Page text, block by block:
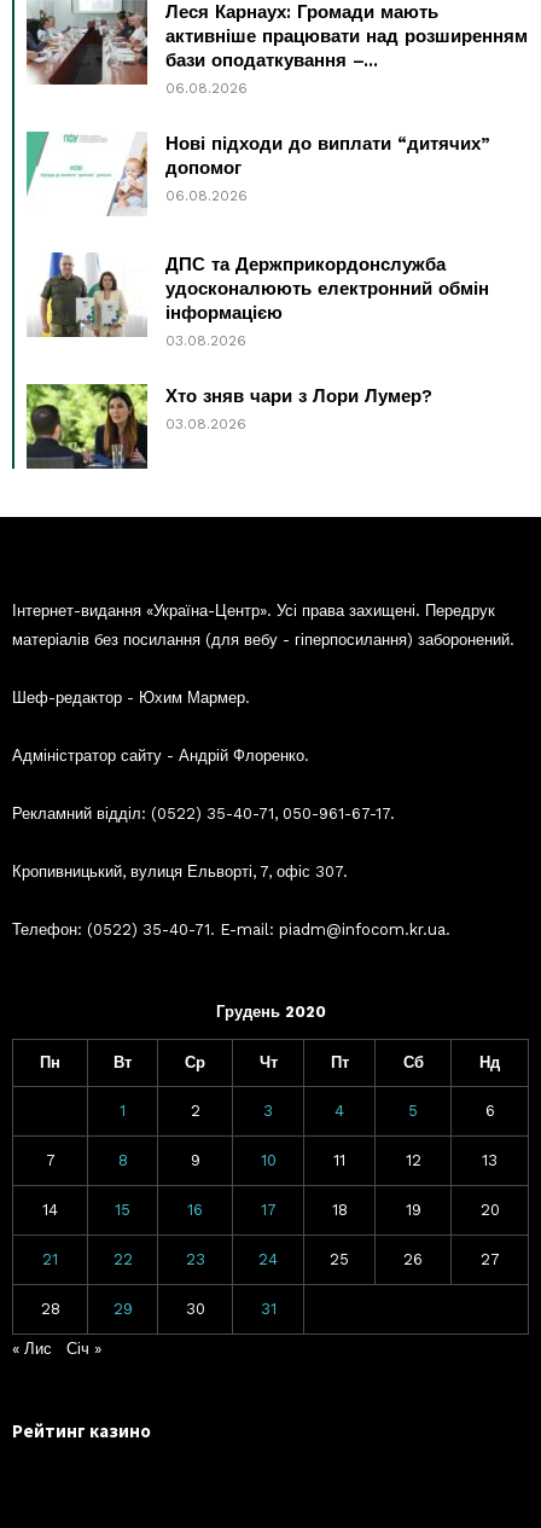
Леся Карнаух: Громади мають
активніше працювати над розширенням
бази оподаткування –...
06.08.2026
Нові підходи до виплати “дитячих”
допомог
06.08.2026
ДПС та Держприкордонслужба
удосконалюють електронний обмін
інформацією
03.08.2026
Хто зняв чари з Лори Лумер?
03.08.2026
Інтернет-видання «Україна-Центр». Усі права захищені. Передрук
матеріалів без посилання (для вебу - гіперпосилання) заборонений.
Шеф-редактор - Юхим Мармер.
Адміністратор сайту - Андрій Флоренко.
Рекламний відділ: (0522) 35-40-71, 050-961-67-17.
Кропивницький, вулиця Ельворті, 7, офіс 307.
Телефон: (0522) 35-40-71. E-mail: piadm@infocom.kr.ua.
Грудень 2020
Пн Вт Ср Чт Пт Сб Нд
1 2 3 4 5 6
7 8 9 10 11 12 13
14 15 16 17 18 19 20
21 22 23 24 25 26 27
28 29 30 31
« Лис Січ »
Рейтинг казино